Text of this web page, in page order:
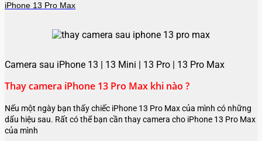
iPhone 13 Pro Max
Camera sau iPhone 13 | 13 Mini | 13 Pro | 13 Pro Max
Thay camera iPhone 13 Pro Max khi nào ?
Nếu một ngày bạn thấy chiếc iPhone 13 Pro Max của mình có những
dấu hiệu sau. Rất có thể bạn cần thay camera cho iPhone 13 Pro Max
của mình